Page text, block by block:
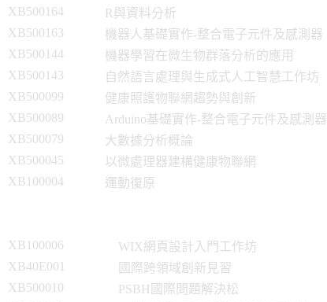
XB500164
R與資料分析
XB500163
機器人基礎實作-整合電子元件及感測器
XB500144
機器學習在微生物群落分析的應用
XB500143
自然語言處理與生成式人工智慧工作坊
XB500099
健康照護物聯網趨勢與創新
XB500089
Arduino基礎實作-整合電子元件及感測器
XB500079
大數據分析概論
XB500045
以微處理器建構健康物聯網
XB100004
運動復原
XB100006
WIX網頁設計入門工作坊
XB40E001
國際跨領域創新見習
XB500010
PSBH國際問題解決松